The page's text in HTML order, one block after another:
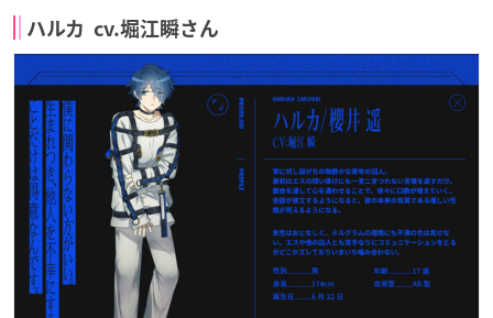
ハルカ cv.堀江瞬さん